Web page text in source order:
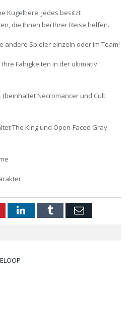
Kugeltiere. Jedes besitzt
die Ihnen bei Ihrer Reise helfen.
andere Spieler einzeln oder im Team!
Fähigkeiten in der ultimativ
(beinhaltet Necromancer und Cult
The King und Open-Faced Gray
LinkedInTumblrEmail